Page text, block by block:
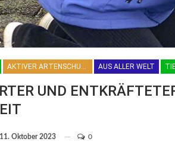
AKTIVER ARTENSCHUTZ AUS ALLER WELT
UND
11. Oktober 2023 0